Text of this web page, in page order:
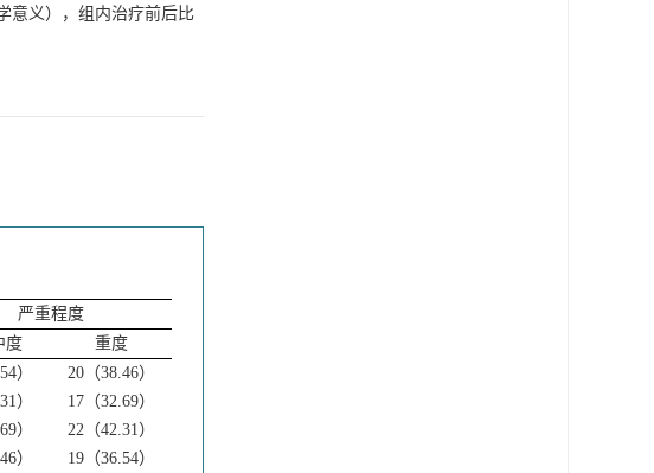
意义），组内治疗前后比
严重程度
度
重度
）
20（38.46）
）
17（32.69）
）
22（42.31）
）
19（36.54）